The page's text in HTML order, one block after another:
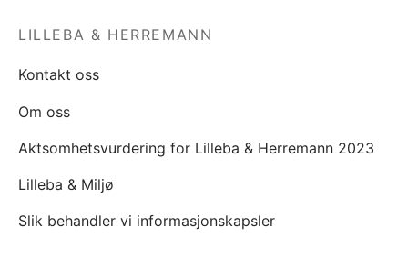
LILLEBA & HERREMANN
Kontakt oss
Om oss
Aktsomhetsvurdering for Lilleba & Herremann 2023
Lilleba & Miljø
Slik behandler vi informasjonskapsler